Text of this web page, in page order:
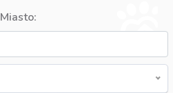
Miasto: